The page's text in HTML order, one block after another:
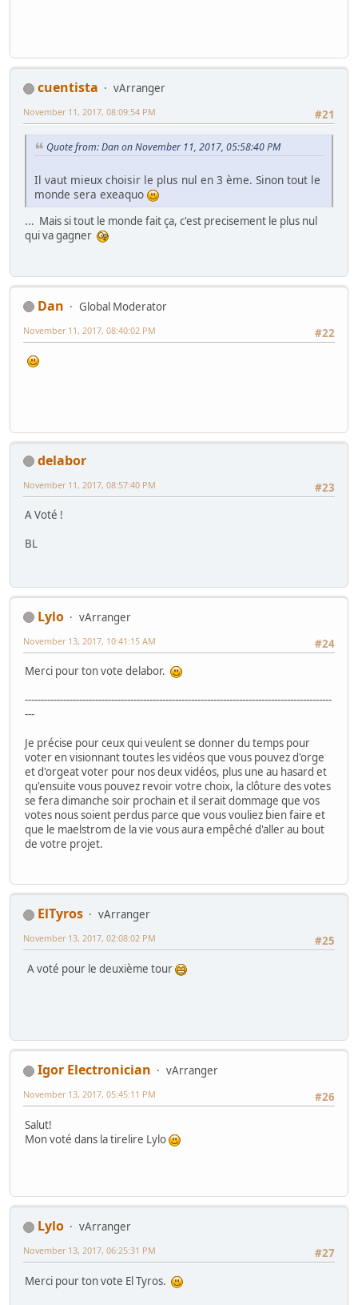
cuentista
vArranger
#21
November 11, 2017, 08:09:54 PM
Quote from: Dan on November 11, 2017, 05:58:40 PM
Il vaut mieux choisir le plus nul en 3 ème. Sinon tout le
monde sera exeaquo
... Mais si tout le monde fait ça, c'est precisement le plus nul
qui va gagner
Dan
Global Moderator
#22
November 11, 2017, 08:40:02 PM
delabor
#23
November 11, 2017, 08:57:40 PM
A Voté !
BL
Lylo
vArranger
#24
November 13, 2017, 10:41:15 AM
Merci pour ton vote delabor.
------------------------------------------------------------------------------------------------
---
Je précise pour ceux qui veulent se donner du temps pour
voter en visionnant toutes les vidéos que vous pouvez d'orge
et d'orgeat voter pour nos deux vidéos, plus une au hasard et
qu'ensuite vous pouvez revoir votre choix, la clôture des votes
se fera dimanche soir prochain et il serait dommage que vos
votes nous soient perdus parce que vous vouliez bien faire et
que le maelstrom de la vie vous aura empêché d'aller au bout
de votre projet.
ElTyros
vArranger
#25
November 13, 2017, 02:08:02 PM
A voté pour le deuxième tour
Igor Electronician
vArranger
#26
November 13, 2017, 05:45:11 PM
Salut!
Mon voté dans la tirelire Lylo
Lylo
vArranger
#27
November 13, 2017, 06:25:31 PM
Merci pour ton vote El Tyros.